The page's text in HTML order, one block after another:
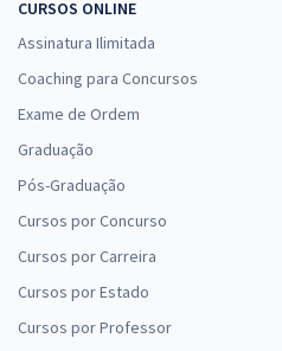
CURSOS ONLINE
Assinatura Ilimitada
Coaching para Concursos
Exame de Ordem
Graduação
Pós-Graduação
Cursos por Concurso
Cursos por Carreira
Cursos por Estado
Cursos por Professor